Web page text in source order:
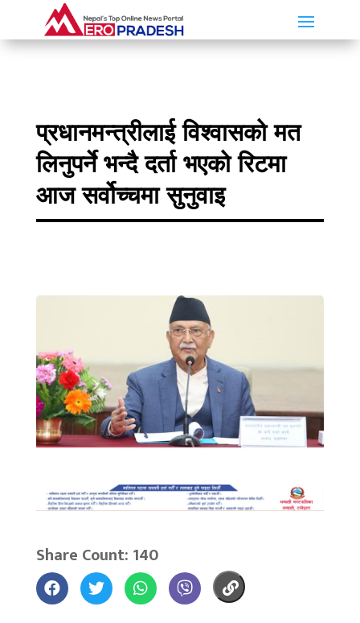
प्रधानमन्त्रीलाई विश्वासको मत
लिनुपर्ने भन्दै दर्ता भएको रिटमा
आज सर्वोच्चमा सुनुवाइ
Share Count: 140